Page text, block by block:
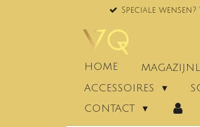
Speciale
HOME
ACCESSOIRES
CONTACT